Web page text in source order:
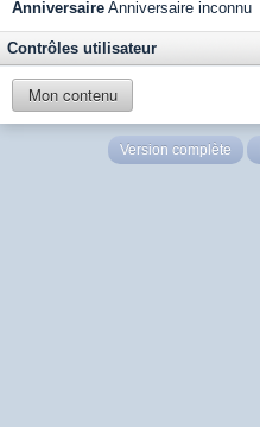
Anniversaire Anniversaire inconnu
Contrôles utilisateur
Mon contenu
Version complète